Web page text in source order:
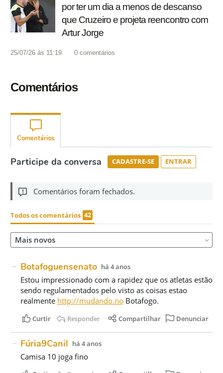
por ter um dia a menos de descanso
que Cruzeiro e projeta reencontro com
Artur Jorge
25/07/26 às 11:19 0 comentários
Comentários